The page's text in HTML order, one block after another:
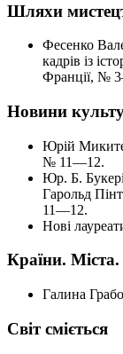
Шляхи
Фесенко
кадрів із
Франції, №
Новини
Юрій
№ 11—12.
Юр. Б.
Гарольд
11—12.
Нові
Країни.
Галина
Світ сміється